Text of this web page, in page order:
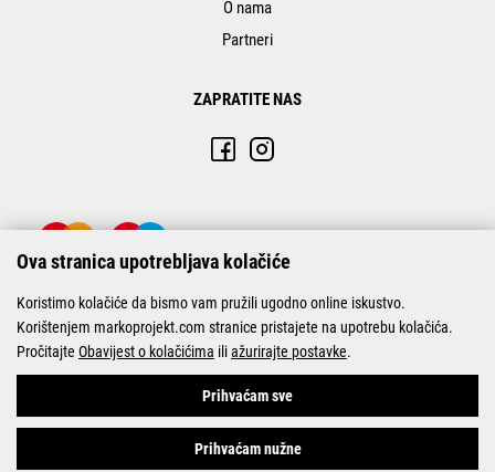
O nama
Partneri
ZAPRATITE NAS
© Marko-Projekt 2026
Ova stranica upotrebljava kolačiće
Koristimo kolačiće da bismo vam pružili ugodno online iskustvo.
Korištenjem markoprojekt.com stranice pristajete na upotrebu kolačića.
Pročitajte Obavijest o kolačićima iliažurirajte postavke.
Prihvaćam sve
Prihvaćam nužne